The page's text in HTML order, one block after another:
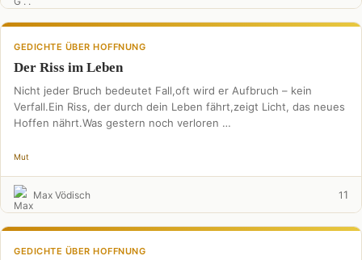
GEDICHTE ÜBER HOFFNUNG
Der Riss im Leben
Nicht jeder Bruch bedeutet Fall,oft wird er Aufbruch – kein
Verfall.Ein Riss, der durch dein Leben fährt,zeigt Licht, das neues
Hoffen nährt.Was gestern noch verloren …
Mut
Max Vödisch 11
GEDICHTE ÜBER HOFFNUNG